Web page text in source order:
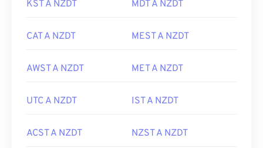
KST A NZDT MDT A NZDT
CAT A NZDT MEST A NZDT
AWST A NZDT MET A NZDT
UTC A NZDT IST A NZDT
ACST A NZDT NZST A NZDT